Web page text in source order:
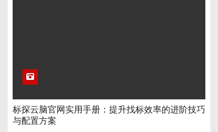
标探云脑官网实用手册：提升找标效率的进阶技巧
与配置方案